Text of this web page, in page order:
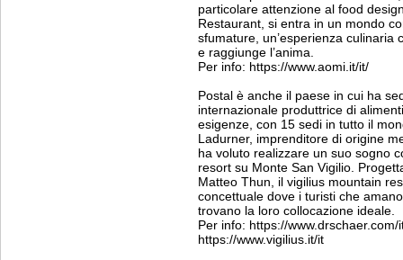
particolare attenzione al food
Restaurant, si entra in un mondo
sfumature, un’esperienza culinaria
e raggiunge l’anima.
Per info: https://www.aomi.it/it/
Postal è anche il paese in cui ha
internazionale produttrice di
esigenze, con 15 sedi in tutto il
Ladurner, imprenditore di origine
ha voluto realizzare un suo sogno
resort su Monte San Vigilio.
Matteo Thun, il vigilius mountain
concettuale dove i turisti che
trovano la loro collocazione ideale.
Per info: https://www.drschaer.com/
https://www.vigilius.it/it